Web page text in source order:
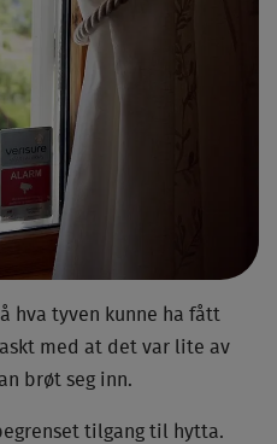
hva tyven kunne ha fått
med at det var lite av
brøt seg inn.
tilgang til hytta.